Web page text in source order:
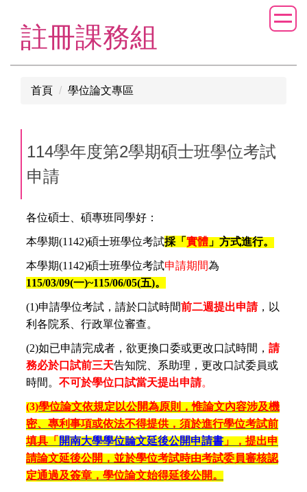
註冊課務組
首頁 學位論文專區
114學年度第2學期碩士班學位考試
申請
各位碩士、碩專班同學好：
本學期(1142)碩士班學位考試採「 實體 」方式進行。
本學期(1142)碩士班學位考試申請期間為
115/03/09(一)~115/06/05(五)。
(1)申請學位考試，請於口試時間前二週提出申請，以
利各院系、行政單位審查。
(2)如已申請完成者，欲更換口委或更改口試時間， 請
務必於口試前三天告知院、系助理，更改口試委員或
時間。 不可於學位口試當天提出申請。
(3)學位論文依規定以公開為原則，惟論文內容涉及機
密、專利事項或依法不得提供，須於進行學位考試前
填具「 開南大學學位論文延後公開申請書 」，提出申
請論文延後公開，並於學位考試時由考試委員審核認
定通過及簽章，學位論文始得延後公開。